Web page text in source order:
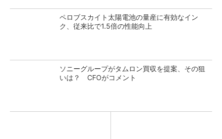
ペロブスカイト太陽電池の量産に有効なイン
ク、従来比で1.5倍の性能向上
ソニーグループがタムロン買収を提案、その狙
いは？ CFOがコメント